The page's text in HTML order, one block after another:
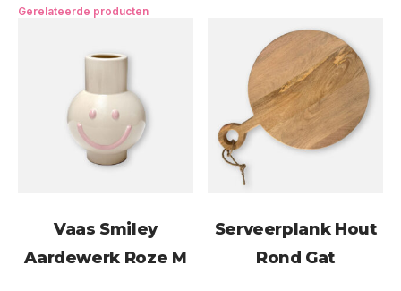
Gerelateerde producten
Vaas Smiley
Aardewerk Roze M
Serveerplank Hout
Rond Gat